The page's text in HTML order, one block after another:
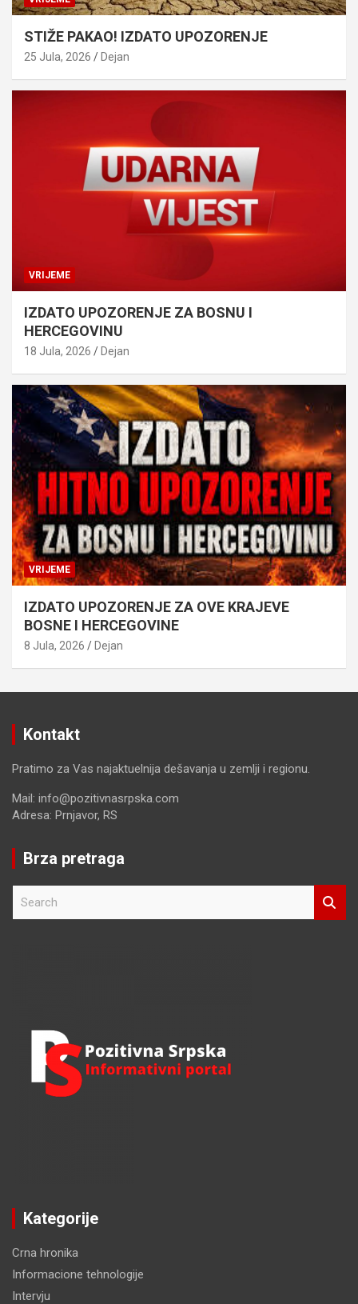
STIŽE PAKAO! IZDATO UPOZORENJE
25 Jula, 2026 Dejan
VRIJEME
IZDATO UPOZORENJE ZA BOSNU I
HERCEGOVINU
18 Jula, 2026 Dejan
VRIJEME
IZDATO UPOZORENJE ZA OVE KRAJEVE
BOSNE I HERCEGOVINE
8 Jula, 2026 Dejan
Kontakt
Pratimo za Vas najaktuelnija dešavanja u zemlji i regionu.
Mail: info@pozitivnasrpska.com
Adresa: Prnjavor, RS
Brza pretraga
Kategorije
Crna hronika
Informacione tehnologije
Intervju